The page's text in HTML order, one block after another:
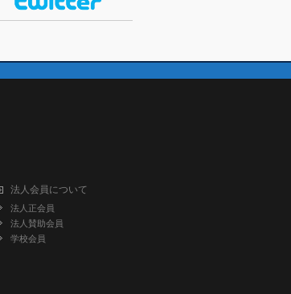
法人会員について
法人正会員
法人賛助会員
学校会員